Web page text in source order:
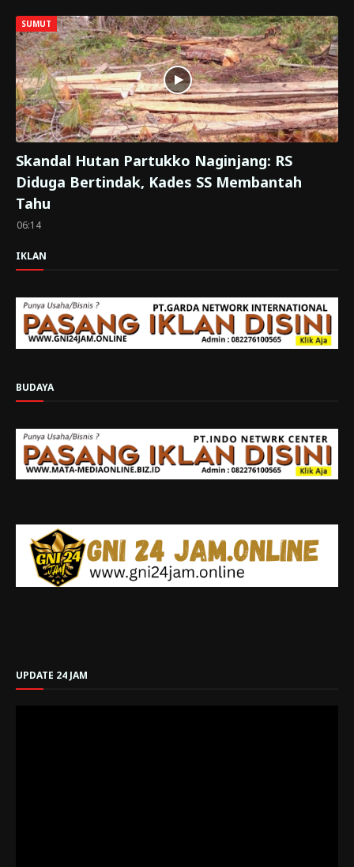
SUMUT
Skandal Hutan Partukko Naginjang: RS
Diduga Bertindak, Kades SS Membantah
Tahu
06:14
IKLAN
BUDAYA
UPDATE 24 JAM